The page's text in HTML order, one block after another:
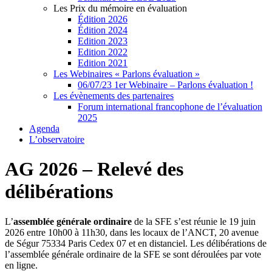
Les Prix du mémoire en évaluation
Édition 2026
Édition 2024
Edition 2023
Edition 2022
Edition 2021
Les Webinaires « Parlons évaluation »
06/07/23 1er Webinaire – Parlons évaluation !
Les évènements des partenaires
Forum international francophone de l’évaluation
2025
Agenda
L’observatoire
AG 2026 – Relevé des
délibérations
L’assemblée générale ordinaire de la SFE s’est réunie le 19 juin
2026 entre 10h00 à 11h30, dans les locaux de l’ANCT, 20 avenue
de Ségur 75334 Paris Cedex 07 et en distanciel. Les délibérations de
l’assemblée générale ordinaire de la SFE se sont déroulées par vote
en ligne.